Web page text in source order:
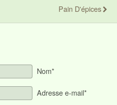
Pain D'épices
Nom*
Adresse e-mail*